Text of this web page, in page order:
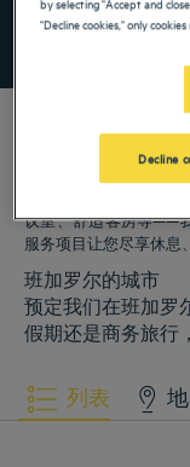
议室、舒适客房等——
服务项目让您尽享休息
班加罗尔的城市
预定我们在班加罗
假期还是商务旅行
列表
"Decline cookies," only
Decline